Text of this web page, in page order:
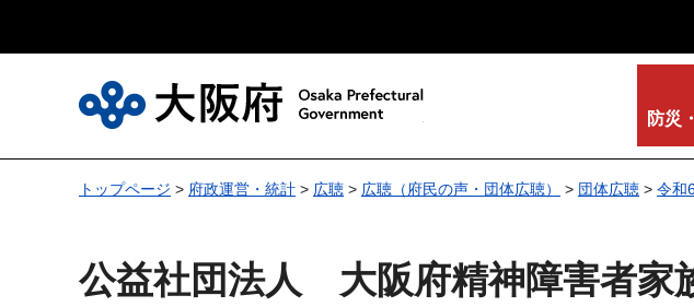
防災・
トップページ > 府政運営・統計 > 広聴 > 広聴（府民の声・団体広聴） > 団体広聴 > 令和
公益社団法人 大阪府精神障害者